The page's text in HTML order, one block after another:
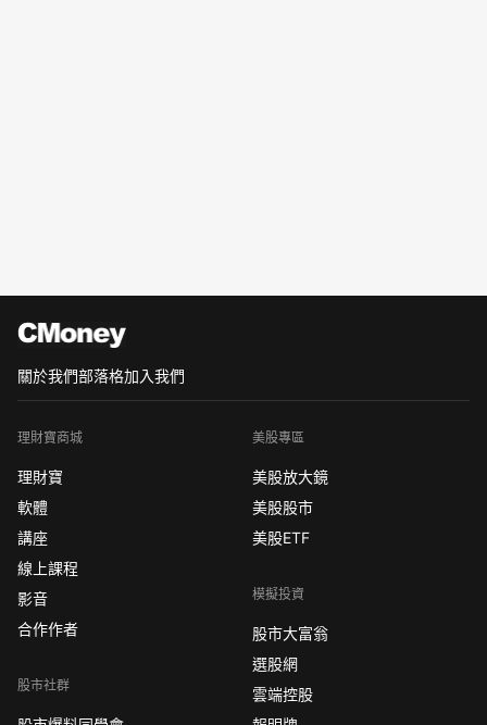
關於我們部落格加入我們
理財寶商城
理財寶
軟體
講座
線上課程
影音
合作作者
股市社群
美股專區
美股放大鏡
美股股市
美股ETF
模擬投資
股市大富翁
選股網
雲端控股